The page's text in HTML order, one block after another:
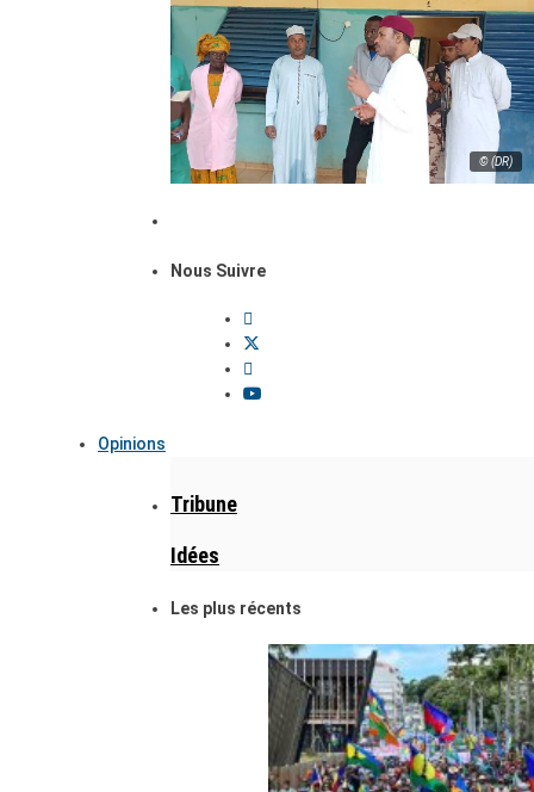
© (DR)
Nous Suivre
Opinions
Tribune
Idées
Les plus récents